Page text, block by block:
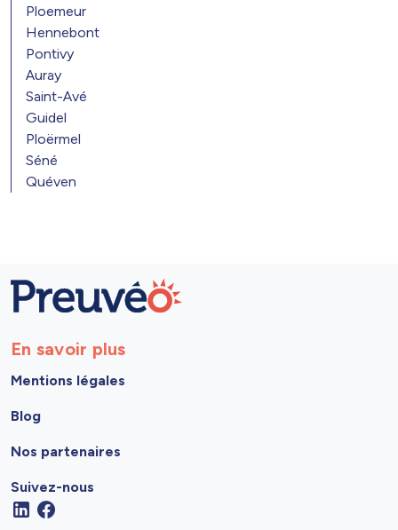
Ploemeur
Hennebont
Pontivy
Auray
Saint-Avé
Guidel
Ploërmel
Séné
Quéven
En savoir plus
Mentions légales
Blog
Nos partenaires
Suivez-nous